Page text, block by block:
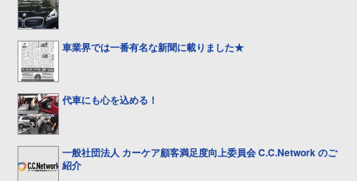
車業界では一番有名な新聞に載りました★
代車にも心を込める！
一般社団法人 カーケア顧客満足度向上委員会 C.C.Network のご
紹介